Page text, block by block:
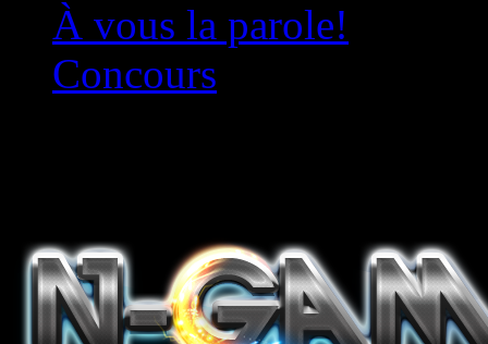
À vous la parole!
Concours